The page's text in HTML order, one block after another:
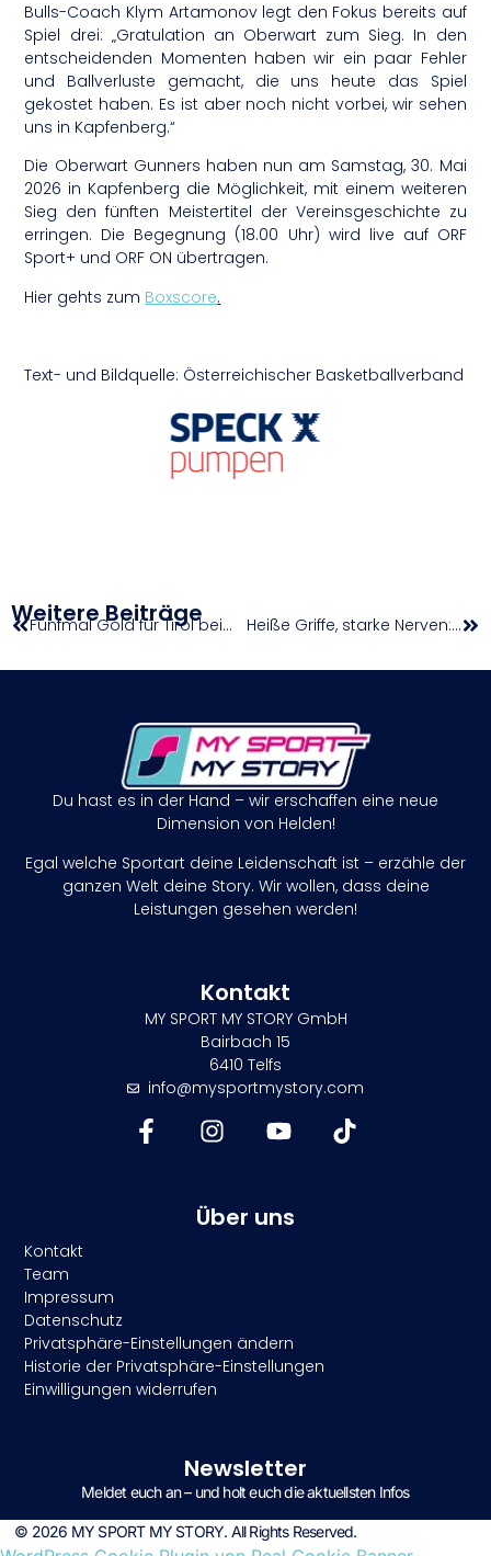
Bulls-Coach Klym Artamonov legt den Fokus bereits auf
Spiel drei: „Gratulation an Oberwart zum Sieg. In den
entscheidenden Momenten haben wir ein paar Fehler
und Ballverluste gemacht, die uns heute das Spiel
gekostet haben. Es ist aber noch nicht vorbei, wir sehen
uns in Kapfenberg.“
Die Oberwart Gunners haben nun am Samstag, 30. Mai
2026 in Kapfenberg die Möglichkeit, mit einem weiteren
Sieg den fünften Meistertitel der Vereinsgeschichte zu
erringen. Die Begegnung (18.00 Uhr) wird live auf ORF
Sport+ und ORF ON übertragen.
Hier gehts zum Boxscore.
Text- und Bildquelle: Österreichischer Basketballverband
Weitere Beiträge Fünfmal Gold für Tirol beim zweiten A-Cup Lead und Speed in Imst Heiße Griffe, starke Nerven: Nachwuchs glänzt in Imst
Du hast es in der Hand – wir erschaffen eine neue
Dimension von Helden!
Egal welche Sportart deine Leidenschaft ist – erzähle der
ganzen Welt deine Story. Wir wollen, dass deine
Leistungen gesehen werden!
Kontakt
MY SPORT MY STORY GmbH
Bairbach 15
6410 Telfs
info@mysportmystory.com
Über uns
Kontakt
Team
Impressum
Datenschutz
Privatsphäre-Einstellungen ändern
Historie der Privatsphäre-Einstellungen
Einwilligungen widerrufen
Newsletter
Meldet euch an – und holt euch die aktuellsten Infos
© 2026 MY SPORT MY STORY. All Rights Reserved.